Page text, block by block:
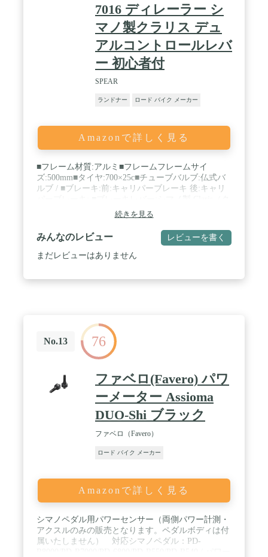
サイズ：700 x 28C タイヤ幅：28mm 保険：PL保険
加入済み フレームサイズ：430ｍｍ フレーム材質：
スチール ※JIS耐震振動試験合格品 前輪・後輪ブレ
ーキ：キャリパーブレーキ 装備：反射鏡、片足スタ
ンド / 【ご注意点】※一部組立がございます。 ※改
良などにより予告なくデザイン・仕様の変更がある
場合があります。
7016 ディレーラー シ
マノ製クラリス デュ
アルコントロールレバ
ー 初心者付
SPEAR
ランドナー ロード バイク メーカー
Amazonで詳しく見る
■フレーム材質:アルミ■フレームフレームサイ
ズ:500mm■タイヤ:700×25c■チューブバルブ:仏式バ
ルブ / ■ブレーキ:前:キャリパーブレーキ 後:キャリ
ラリス） ■ファイアウォールシフター：シマノ製
STI（ASTR2400 2*8） / ■ファイアウォール段数：
16段防御■フロントディレラー：シマノ製 Claris（ク
ラリス） ■リアディレラー:シマノ製 Claris（クラリ
ス） / ■重量:約11kg ■ポスト材質:アルミ ■適用身長
ザインも有名なメーカーにも引けを取らないカッコ
いいデザインです。 / STI（シマノ・トータル・イ
ンテグレーション）のコンセプトのもとに生まれた
レバー。ずにブレーキングとシフト操作ができるデ
ュアルコントロールレバーはツーリングにおいても
ライダーのストレスを大幅に軽減します ※こちらの
商品はお客様ご自身で組み立てが必要です 組み立て
内容主にハンドル 前輪サドル ペダルです。所要時
続きを見る
みんなのレビュー レビューを書く
まだレビューはありません
No.13 76
ファベロ(Favero) パワ
ーメーター Assioma
DUO-Shi ブラック
ファベロ（Favero）
ロード バイク メーカー
Amazonで詳しく見る
シマノペダル用パワーセンサー（両側パワー計測・
アクスルのみの販売となります。ペダルボディは付
属いたしません） 対応シマノペダル：PD-